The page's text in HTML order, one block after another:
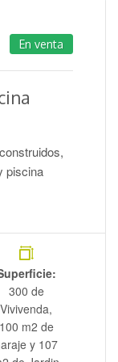
En venta
piscina
300 de
Vivivenda,
100 m2 de
y 107